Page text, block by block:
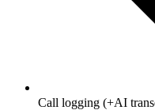
Call logging (+AI